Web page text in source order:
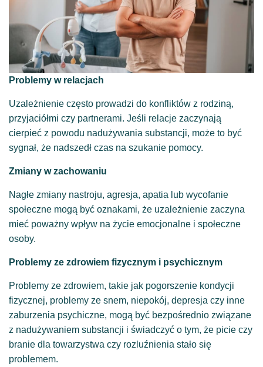
Problemy w relacjach
Uzależnienie często prowadzi do konfliktów z rodziną,
przyjaciółmi czy partnerami. Jeśli relacje zaczynają
cierpieć z powodu nadużywania substancji, może to być
sygnał, że nadszedł czas na szukanie pomocy.
Zmiany w zachowaniu
Nagłe zmiany nastroju, agresja, apatia lub wycofanie
społeczne mogą być oznakami, że uzależnienie zaczyna
mieć poważny wpływ na życie emocjonalne i społeczne
osoby.
Problemy ze zdrowiem fizycznym i psychicznym
Problemy ze zdrowiem, takie jak pogorszenie kondycji
fizycznej, problemy ze snem, niepokój, depresja czy inne
zaburzenia psychiczne, mogą być bezpośrednio związane
z nadużywaniem substancji i świadczyć o tym, że picie czy
branie dla towarzystwa czy rozluźnienia stało się
problemem.